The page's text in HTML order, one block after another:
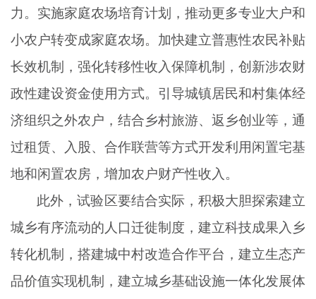
力。实施家庭农场培育计划，推动更多专业大户和
小农户转变成家庭农场。加快建立普惠性农民补贴
长效机制，强化转移性收入保障机制，创新涉农财
政性建设资金使用方式。引导城镇居民和村集体经
济组织之外农户，结合乡村旅游、返乡创业等，通
过租赁、入股、合作联营等方式开发利用闲置宅基
地和闲置农房，增加农户财产性收入。
此外，试验区要结合实际，积极大胆探索建立
城乡有序流动的人口迁徙制度，建立科技成果入乡
转化机制，搭建城中村改造合作平台，建立生态产
品价值实现机制，建立城乡基础设施一体化发展体